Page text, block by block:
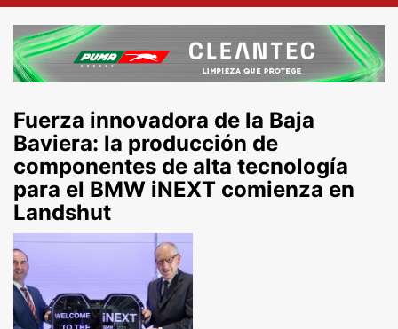
Fuerza innovadora de la Baja
Baviera: la producción de
componentes de alta tecnología
para el BMW iNEXT comienza en
Landshut